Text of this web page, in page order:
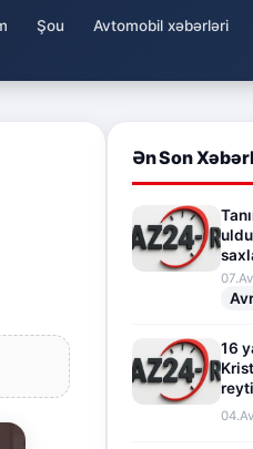
Şou Avtomobil xəbərləri
Ən Son
16